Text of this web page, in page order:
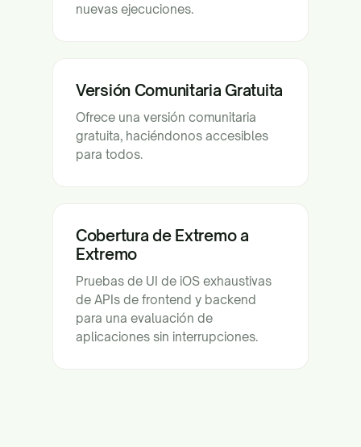
nuevas ejecuciones.
Versión Comunitaria Gratuita
Ofrece una versión comunitaria
gratuita, haciéndonos accesibles
para todos.
Cobertura de Extremo a
Extremo
Pruebas de UI de iOS exhaustivas
de APIs de frontend y backend
para una evaluación de
aplicaciones sin interrupciones.